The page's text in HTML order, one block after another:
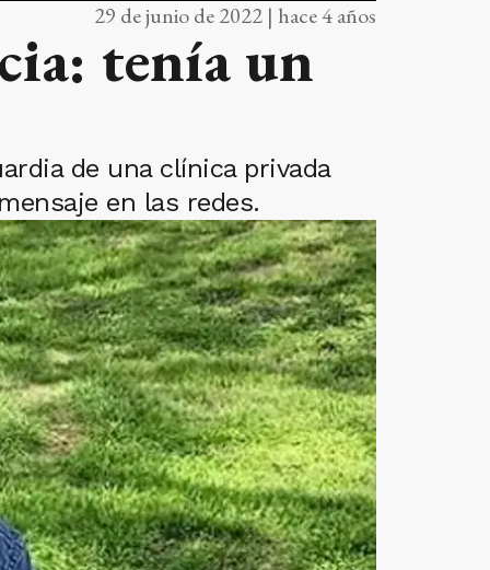
29 de junio de 2022 | hace 4 años
tenía un
de una clínica privada
en las redes.